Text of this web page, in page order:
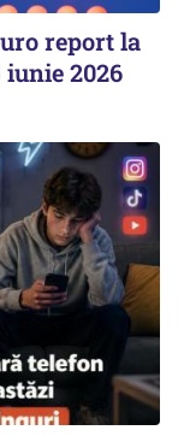
report la
iunie 2026